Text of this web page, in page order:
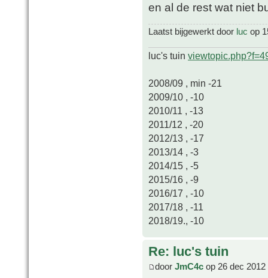
en al de rest wat niet
Laatst bijgewerkt door luc op
luc's tuin
2008/09 , min -21
2009/10 , -10
2010/11 , -13
2011/12 , -20
2012/13 , -17
2013/14 , -3
2014/15 , -5
2015/16 , -9
2016/17 , -10
2017/18 , -11
2018/19., -10
Re: luc's tuin
door JmC4c op 26 dec 2012